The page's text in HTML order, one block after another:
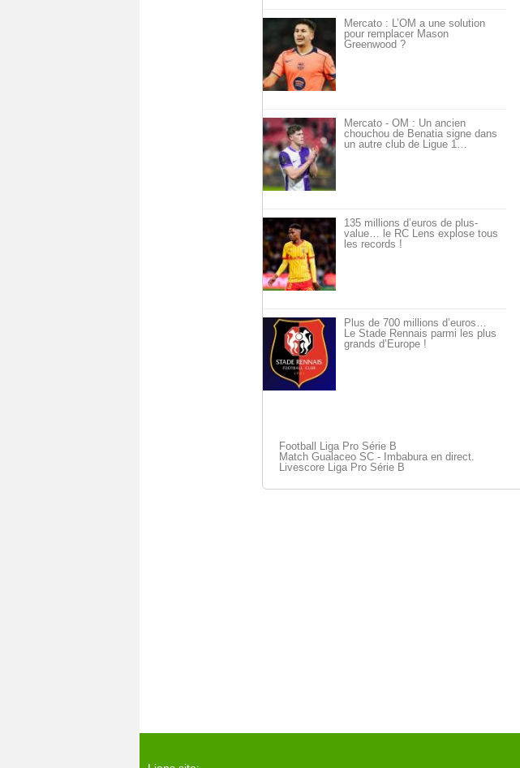
Mercato : L’OM a une solution
pour remplacer Mason
Greenwood ?
Mercato - OM : Un ancien
chouchou de Benatia signe dans
un autre club de Ligue 1…
135 millions d’euros de plus-
value… le RC Lens explose tous
les records !
Plus de 700 millions d’euros…
Le Stade Rennais parmi les plus
grands d’Europe !
Football Liga Pro Série B
Match Gualaceo SC - Imbabura en direct.
Livescore Liga Pro Série B